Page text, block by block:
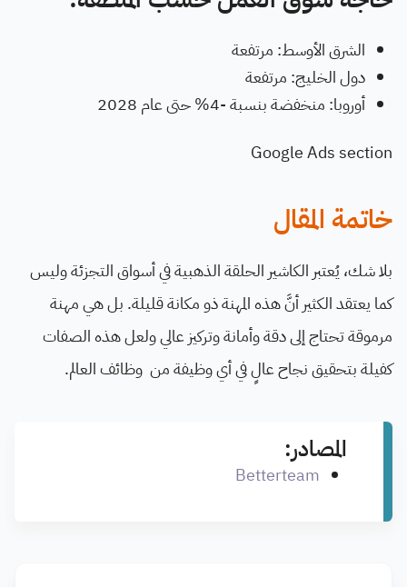
الشرق الأوسط: مرتفعة
دول الخليج: مرتفعة
أوروبا: منخفضة بنسبة -4% حتى عام 2028
Google Ads section
خاتمة المقال
بلا شك، يُعتبر الكاشير الحلقة الذهبية في أسواق التجزئة وليس
كما يعتقد الكثير أنَّ هذه المهنة ذو مكانة قليلة. بل هي مهنة
مرموقة تحتاج إلى دقة وأمانة وتركيز عالي ولعل هذه الصفات
كفيلة بتحقيق نجاح عالٍ في أي وظيفة من وظائف العالم.
المصادر:
Betterteam